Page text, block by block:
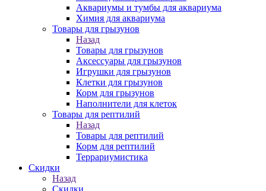
Аквариумы и тумбы для аквариума
Химия для аквариума
Товары для грызунов
Назад
Товары для грызунов
Аксессуары для грызунов
Игрушки для грызунов
Клетки для грызунов
Корм для грызунов
Наполнители для клеток
Товары для рептилий
Назад
Товары для рептилий
Корм для рептилий
Террариумистика
Скидки
Назад
Скидки